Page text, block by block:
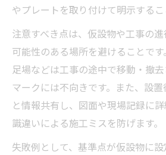
やプレートを取り付けて明示するこ
注意すべき点は、仮設物や工事の
可能性のある場所を避けることで
足場などは工事の途中で移動・撤
マークには不向きです。また、設
と情報共有し、図面や現場記録に
識違いによる施工ミスを防げます。
失敗例として、基準点が仮設物に